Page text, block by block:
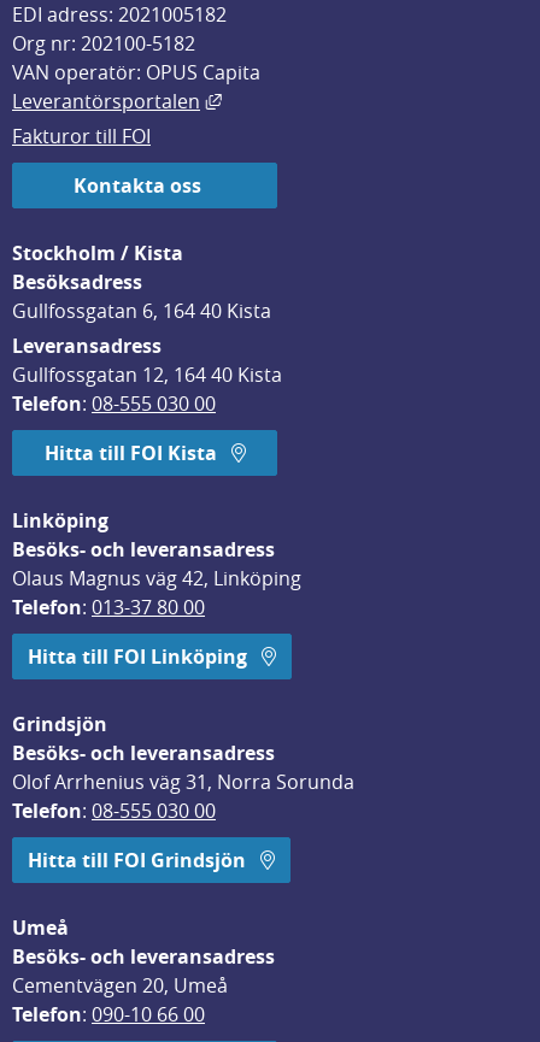
EDI adress: 2021005182
Org nr: 202100-5182
VAN operatör: OPUS Capita
Leverantörsportalen
Länk till annan webbplats, öppnas
Fakturor till FOI
Kontakta oss
Stockholm / Kista
Besöksadress
Gullfossgatan 6, 164 40 Kista
Leveransadress
Gullfossgatan 12, 164 40 Kista
Telefon: 08-555 030 00
Hitta till FOI Kista
Linköping
Besöks- och leveransadress
Olaus Magnus väg 42, Linköping
Telefon: 013-37 80 00
Hitta till FOI Linköping
Grindsjön
Besöks- och leveransadress
Olof Arrhenius väg 31, Norra Sorunda
Telefon: 08-555 030 00
Hitta till FOI Grindsjön
Umeå
Besöks- och leveransadress
Cementvägen 20, Umeå
Telefon: 090-10 66 00